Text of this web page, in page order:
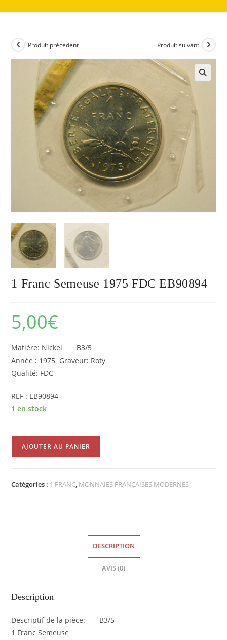
Produit précédent Produit suivant
1 Franc Semeuse 1975 FDC EB90894
5,00€
Matière: Nickel B3/5
Année : 1975 Graveur: Roty
Qualité: FDC
REF : EB90894
1 en stock
Franc
AJOUTER AU PANIER
Catégories : 1 FRANC, MONNAIES FRANÇAISES MODERNES
DESCRIPTION
AVIS (0)
Description
Descriptif de la pièce: B3/5
1 Franc Semeuse